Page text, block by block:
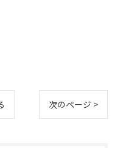
次のページ >